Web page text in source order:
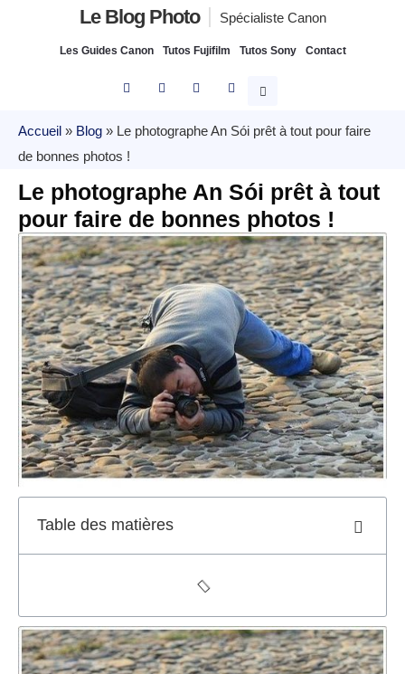
Le Blog Photo Spécialiste Canon
Les Guides Canon Tutos Fujifilm Tutos Sony Contact
Accueil » Blog » Le photographe An Sói prêt à tout pour faire
de bonnes photos !
Le photographe An Sói prêt à tout
pour faire de bonnes photos !
Table des matières